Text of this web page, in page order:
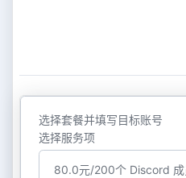
选择套餐并填写目标账号
选择服务项